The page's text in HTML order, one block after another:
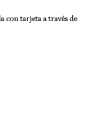
con tarjeta a través de